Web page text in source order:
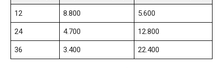
12 8.800 5.600
24 4.700 12.800
36 3.400 22.400